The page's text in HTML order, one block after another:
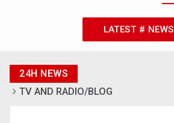
LATEST # NEWS
24H NEWS
TV AND RADIO/BLOG